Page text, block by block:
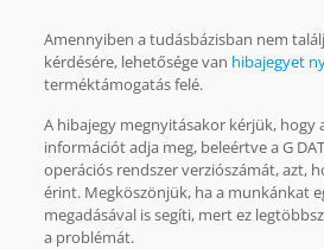
Amennyiben a tudásbázisban nem
kérdésére, lehetősége van hibajegyet
terméktámogatás felé.
A hibajegy megnyitásakor kérjük, hogy
információt adja meg, beleértve a G
operációs rendszer verziószámát, azt,
érint. Megköszönjük, ha a munkánkat
megadásával is segíti, mert ez
a problémát.